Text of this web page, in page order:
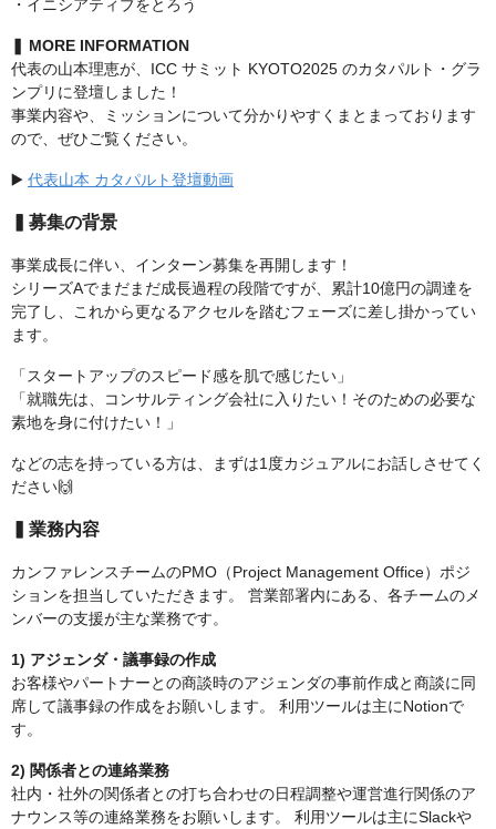
・イニシアティブをとろう
❚ MORE INFORMATION
代表の山本理恵が、ICC サミット KYOTO2025 のカタパルト・グラ
ンプリに登壇しました！
事業内容や、ミッションについて分かりやすくまとまっております
ので、ぜひご覧ください。
▶️ 代表山本 カタパルト登壇動画
▍募集の背景
事業成長に伴い、インターン募集を再開します！
シリーズAでまだまだ成長過程の段階ですが、累計10億円の調達を
完了し、これから更なるアクセルを踏むフェーズに差し掛かってい
ます。
「スタートアップのスピード感を肌で感じたい」
「就職先は、コンサルティング会社に入りたい！そのための必要な
素地を身に付けたい！」
などの志を持っている方は、まずは1度カジュアルにお話しさせてく
ださい🙌
▍業務内容
カンファレンスチームのPMO（Project Management Office）ポジ
ションを担当していただきます。 営業部署内にある、各チームのメ
ンバーの支援が主な業務です。
1) アジェンダ・議事録の作成
お客様やパートナーとの商談時のアジェンダの事前作成と商談に同
席して議事録の作成をお願いします。 利用ツールは主にNotionで
す。
2) 関係者との連絡業務
社内・社外の関係者との打ち合わせの日程調整や運営進行関係のア
ナウンス等の連絡業務をお願いします。 利用ツールは主にSlackや